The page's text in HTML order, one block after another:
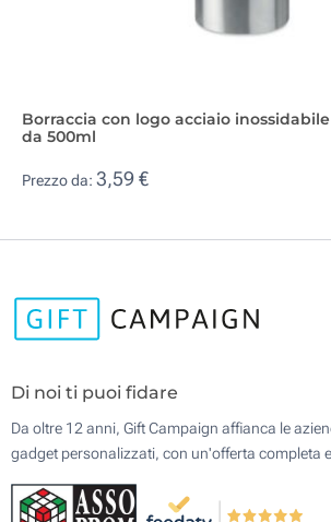
Borraccia con logo acciaio
da 500ml
Prezzo da: 3,59 €
Di noi ti puoi fidare
Da oltre 12 anni, Gift Campaign affianca le
gadget personalizzati, con un'offerta completa